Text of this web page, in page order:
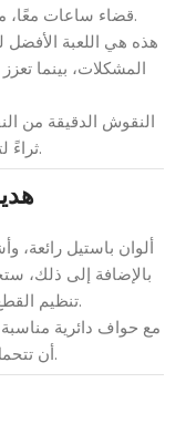
قضاء ساعات معًا، مستمتعين بمتعة تحويل الخيال إلى واقع.
هذه هي اللعبة الأفضل
المشكلات، بينما
النقوش الدقيقة من
ثراءً لتجربة اللعب وتثير خيالهم.
ألوان باستيل رائعة،
بالإضافة إلى ذلك،
تنظيم القطع، مما يجعل حياتك أسهل بكثير.
مع حواف دائرية
أن تتحمل ساعات عديدة من اللعب.